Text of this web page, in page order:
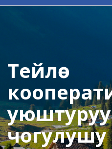
Тейлөө
уюштуруу
чогулушу